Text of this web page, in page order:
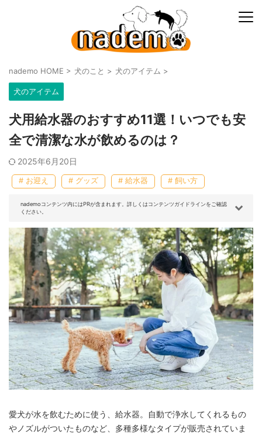
nademo HOME > 犬のこと > 犬のアイテム >
犬のアイテム
犬用給水器のおすすめ11選！いつでも安
全で清潔な水が飲めるのは？
2025年6月20日
# お迎え # グッズ # 給水器 # 飼い方
nademoコンテンツ内にはPRが含まれます。詳しくはコンテンツガイドラインをご確認
ください。
愛犬が水を飲むために使う、給水器。自動で浄水してくれるもの
やノズルがついたものなど、多種多様なタイプが販売されていま